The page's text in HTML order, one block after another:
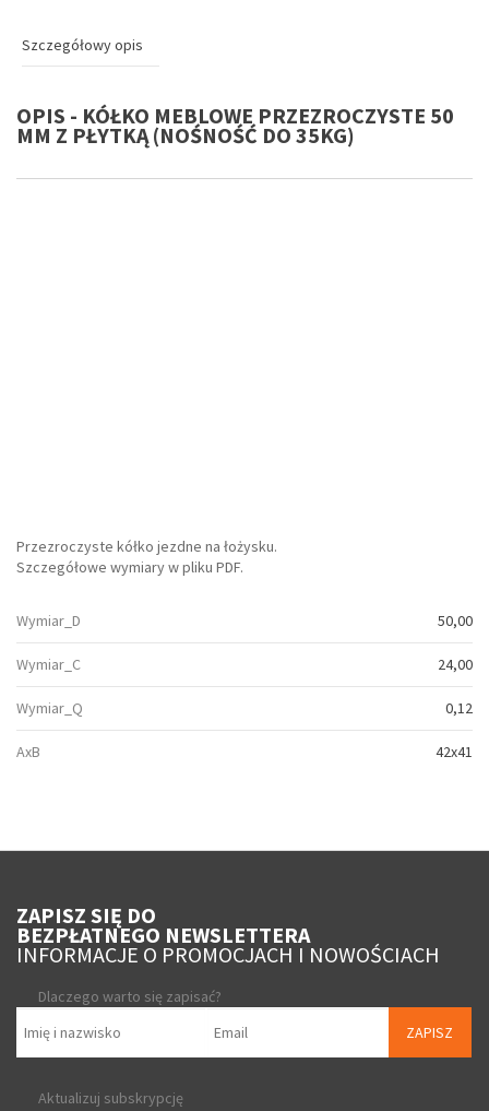
Szczegółowy opis
OPIS - KÓŁKO MEBLOWE PRZEZROCZYSTE 50
MM Z PŁYTKĄ (NOŚNOŚĆ DO 35KG)
Przezroczyste kółko jezdne na łożysku.
Szczegółowe wymiary w pliku PDF.
Wymiar_D 50,00
Wymiar_C 24,00
Wymiar_Q 0,12
AxB 42x41
ZAPISZ SIĘ DO
BEZPŁATNEGO NEWSLETTERA
INFORMACJE O PROMOCJACH I NOWOŚCIACH
Dlaczego warto się zapisać?
ZAPISZ
Aktualizuj subskrypcję